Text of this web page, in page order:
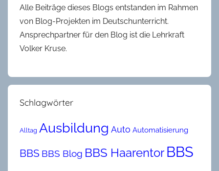
Alle Beiträge dieses Blogs entstanden im Rahmen
von Blog-Projekten im Deutschunterricht.
Ansprechpartner für den Blog ist die Lehrkraft
Volker Kruse.
Schlagwörter
Alltag Ausbildung Auto Automatisierung
BBS BBS Blog BBS Haarentor BBS